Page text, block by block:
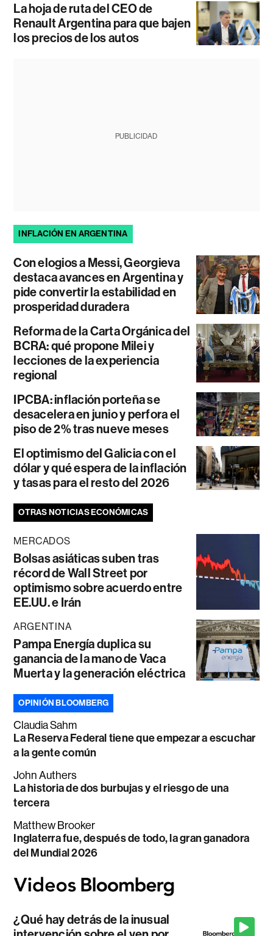
La hoja de ruta del CEO de
Renault Argentina para que bajen
los precios de los autos
PUBLICIDAD
INFLACIÓN EN ARGENTINA
Con elogios a Messi, Georgieva
destaca avances en Argentina y
pide convertir la estabilidad en
prosperidad duradera
Reforma de la Carta Orgánica del
BCRA: qué propone Milei y
lecciones de la experiencia
regional
IPCBA: inflación porteña se
desacelera en junio y perfora el
piso de 2% tras nueve meses
El optimismo del Galicia con el
dólar y qué espera de la inflación
y tasas para el resto del 2026
OTRAS NOTICIAS ECONÓMICAS
MERCADOS
Bolsas asiáticas suben tras
récord de Wall Street por
optimismo sobre acuerdo entre
EE.UU. e Irán
ARGENTINA
Pampa Energía duplica su
ganancia de la mano de Vaca
Muerta y la generación eléctrica
OPINIÓN BLOOMBERG
Claudia Sahm
La Reserva Federal tiene que empezar a escuchar
a la gente común
John Authers
La historia de dos burbujas y el riesgo de una
tercera
Matthew Brooker
Inglaterra fue, después de todo, la gran ganadora
del Mundial 2026
¿Qué hay detrás de la inusual